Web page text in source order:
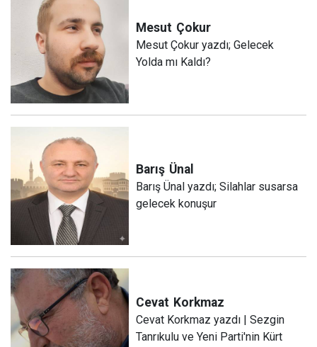
Mesut Çokur
Mesut Çokur yazdı; Gelecek
Yolda mı Kaldı?
Barış Ünal
Barış Ünal yazdı; Silahlar susarsa
gelecek konuşur
Cevat Korkmaz
Cevat Korkmaz yazdı | Sezgin
Tanrıkulu ve Yeni Parti'nin Kürt